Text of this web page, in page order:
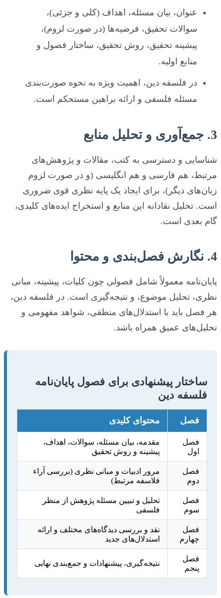
عنوان، بیان مسئله، اهداف (کلی و جزئی)،
سوالات تحقیق، فرضیه‌ها (در صورت لزوم)،
پیشینه تحقیق، روش تحقیق، ساختار فصول و
منابع اولیه.
در فلسفه دین، اهمیت ویژه به نحوه صورت‌بندی
مسئله فلسفی و ارائه براهین مستحکم است.
3. جمع‌آوری و تحلیل منابع
شناسایی و دسترسی به کتب، مقالات و پژوهش‌های
مرتبط، هم فارسی و هم انگلیسی (و در صورت لزوم
زبان‌های دیگر)، برای ایجاد یک پایه نظری قوی ضروری
است. تحلیل نقادانه این منابع و استخراج ایده‌های کلیدی،
گام بعدی است.
4. نگارش فصل‌بندی و محتوا
پایان‌نامه معمولاً شامل فصولی چون کلیات، پیشینه، مبانی
نظری، تحلیل موضوع، و نتیجه‌گیری است. در فلسفه دین،
هر فصل باید با استدلال‌های منطقی، شواهد مفهومی و
تحلیل‌های عمیق همراه باشد.
ساختار پیشنهادی برای فصول پایان‌نامه
فلسفه دین
فصل محتوای کلیدی
فصل
اول
مقدمه، بیان مسئله، سوالات، اهداف،
پیشینه و روش تحقیق
فصل
دوم
مرور ادبیات و مبانی نظری (بررسی آراء
فلاسفه مرتبط)
فصل
سوم
تحلیل و تبیین مسئله پژوهش از منظر
فلسفی
فصل
چهارم
نقد و بررسی دیدگاه‌های مختلف و ارائه
استدلال‌های جدید
فصل
پنجم
نتیجه‌گیری، پیشنهادات و جمع‌بندی نهایی